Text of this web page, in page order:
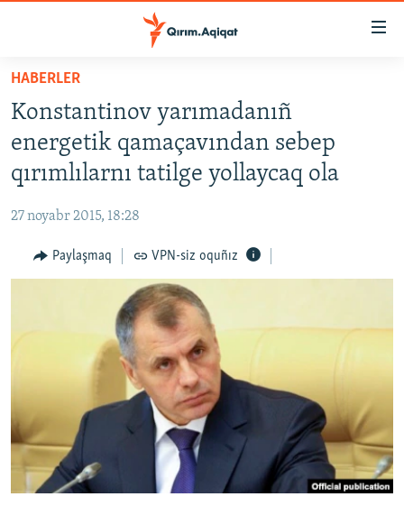
Esas
qaytmaq
Baş
navigatsiyağa
qaytmaq
Qıdıruvğa
qaytmaq
İQTİSADİYAT
MEDENİYET
İNSAN AQLARI
Русский
Українською
HABERLER
Konstantinov yarımadanıñ
energetik qamaçavından sebep
qırımlılarnı tatilge yollaycaq ola
27 noyabr 2015, 18:28
Paylaşmaq VPN-siz oquñız